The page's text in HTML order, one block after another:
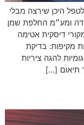
היכן שירצה מבלי
₪ 650 כולל עבודה ומע״מ החלפת שמן
דיסקית אטימה
מקיפות: בדיקת
להגה ציריות
תיאום […]